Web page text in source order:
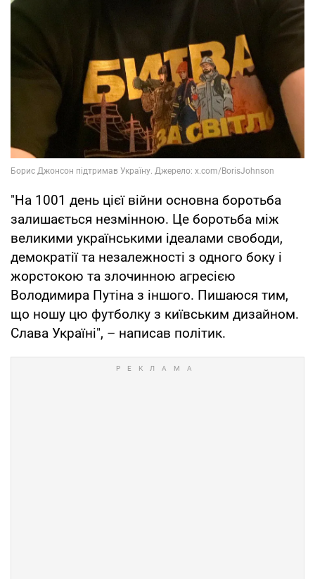
"На 1001 день цієї війни основна боротьба
залишається незмінною. Це боротьба між
великими українськими ідеалами свободи,
демократії та незалежності з одного боку і
жорстокою та злочинною агресією
Володимира Путіна з іншого. Пишаюся тим,
що ношу цю футболку з київським дизайном.
Слава Україні", – написав політик.